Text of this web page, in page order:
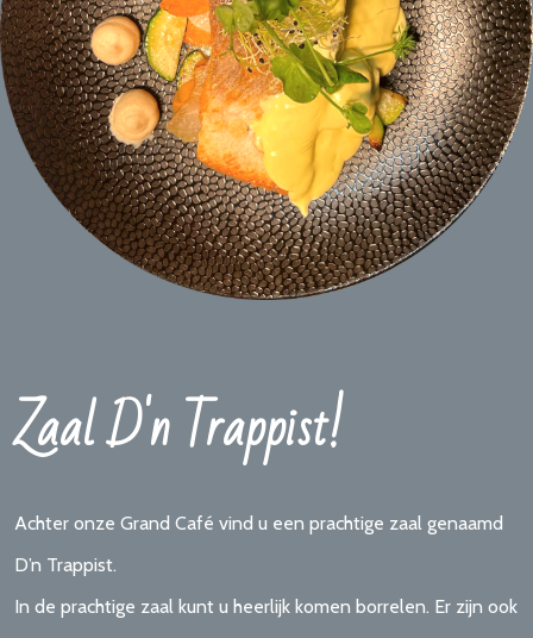
Zaal D'n Trappist!
Achter onze Grand Café vind u een prachtige zaal genaamd
D’n Trappist.
In de prachtige zaal kunt u heerlijk komen borrelen. Er zijn ook